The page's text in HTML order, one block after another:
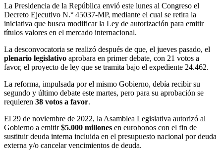
La Presidencia de la República envió este lunes al Congreso el
Decreto Ejecutivo N.° 45037-MP, mediante el cual se retira la
iniciativa que busca modificar la Ley de autorización para emitir
títulos valores en el mercado internacional.
La desconvocatoria se realizó después de que, el jueves pasado, el
plenario legislativo aprobara en primer debate, con 21 votos a
favor, el proyecto de ley que se tramita bajo el expediente 24.462.
La reforma, impulsada por el mismo Gobierno, debía recibir su
segundo y último debate este martes, pero para su aprobación se
requieren 38 votos a favor.
El 29 de noviembre de 2022, la Asamblea Legislativa autorizó al
Gobierno a emitir$5.000 millones en eurobonos con el fin de
sustituir deuda interna incluida en el presupuesto nacional por deuda
externa y/o cancelar vencimientos de deuda.